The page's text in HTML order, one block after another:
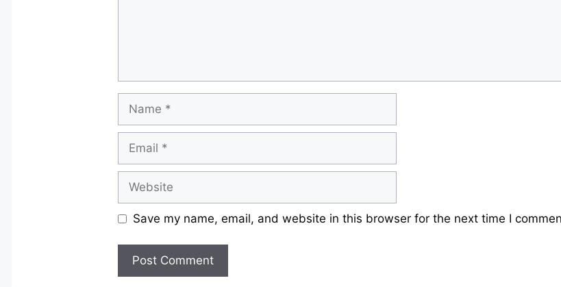
Save my name, email, and website in this browser for the next time I